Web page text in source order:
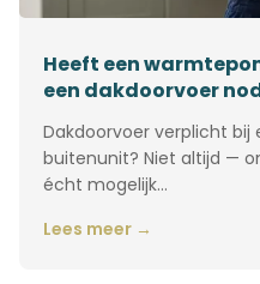
Heeft een
een dakdoorvoer
Dakdoorvoer verplicht
buitenunit? Niet altijd —
écht mogelijk…
Lees meer →